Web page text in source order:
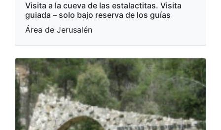
Visita a la cueva de las estalactitas. Visita
guiada – solo bajo reserva de los guías
Área de Jerusalén